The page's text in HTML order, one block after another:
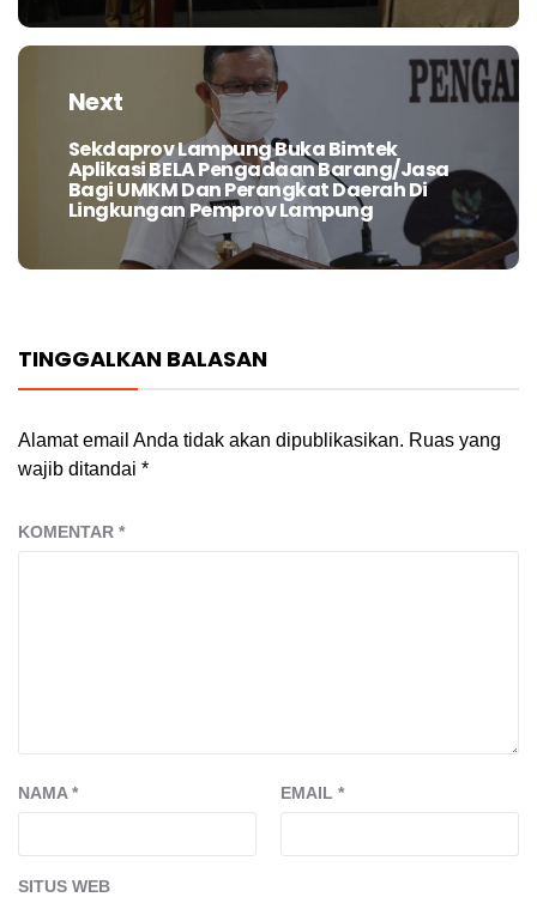
Next
Next
post:
Sekdaprov Lampung Buka Bimtek
Aplikasi BELA Pengadaan Barang/Jasa
Bagi UMKM Dan Perangkat Daerah Di
Lingkungan Pemprov Lampung
TINGGALKAN BALASAN
Alamat email Anda tidak akan dipublikasikan. Ruas yang
wajib ditandai *
KOMENTAR *
NAMA* EMAIL *
SITUS WEB